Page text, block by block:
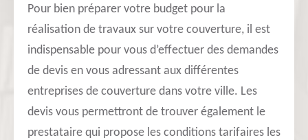
Pour bien préparer votre budget pour la
réalisation de travaux sur votre couverture, il est
indispensable pour vous d’effectuer des demandes
de devis en vous adressant aux différentes
entreprises de couverture dans votre ville. Les
devis vous permettront de trouver également le
prestataire qui propose les conditions tarifaires les